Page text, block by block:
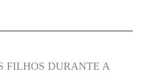
FILHOS DURANTE A